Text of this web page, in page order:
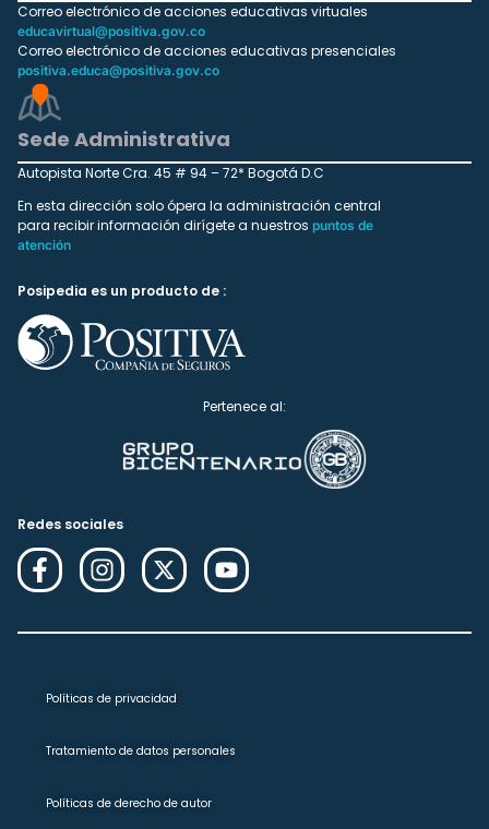
Correo electrónico de acciones educativas virtuales
educavirtual@positiva.gov.co
Correo electrónico de acciones educativas presenciales
positiva.educa@positiva.gov.co
Sede Administrativa
Autopista Norte Cra. 45 # 94 – 72* Bogotá D.C
En esta dirección solo ópera la administración central
para recibir información dirígete a nuestros puntos de
atención
Posipedia es un producto de :
Pertenece al:
Redes sociales
Políticas de privacidad
Tratamiento de datos personales
Políticas de derecho de autor